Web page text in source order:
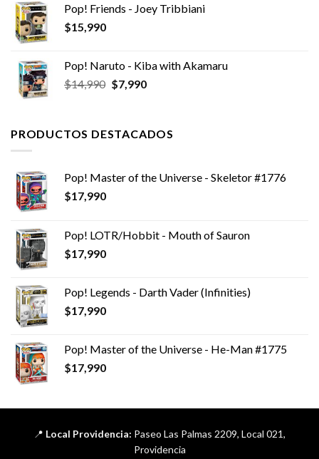
Pop! Friends - Joey Tribbiani
$15,990
Pop! Naruto - Kiba with Akamaru
$14,990 El
era:
$14,990.
$7,990El
es:
$7,990.
PRODUCTOS DESTACADOS
Pop! Master of the Universe - Skeletor #1776
$17,990
Pop! LOTR/Hobbit - Mouth of Sauron
$17,990
Pop! Legends - Darth Vader (Infinities)
$17,990
Pop! Master of the Universe - He-Man #1775
$17,990
📍 Local Providencia: Paseo Las Palmas 2209, Local 021,
Providencia